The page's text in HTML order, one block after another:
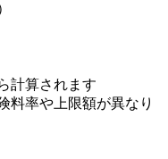
計算されます
料率や上限額が異なり